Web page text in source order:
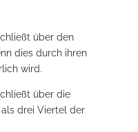
über den
dies durch ihren
wird.
über die
drei Viertel der